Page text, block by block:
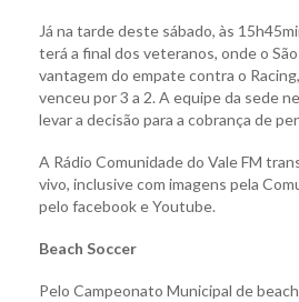
Já na tarde deste sábado, às
terá a final dos veteranos, onde o
vantagem do empate contra o
venceu por 3 a 2. A equipe da sede
levar a decisão para a cobrança de
A Rádio Comunidade do Vale FM
vivo, inclusive com imagens pela
pelo facebook e Youtube.
Beach Soccer
Pelo Campeonato Municipal de